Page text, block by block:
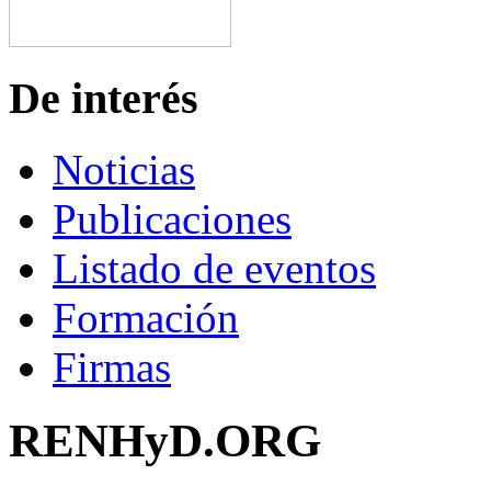
De interés
Noticias
Publicaciones
Listado de eventos
Formación
Firmas
RENHyD.ORG